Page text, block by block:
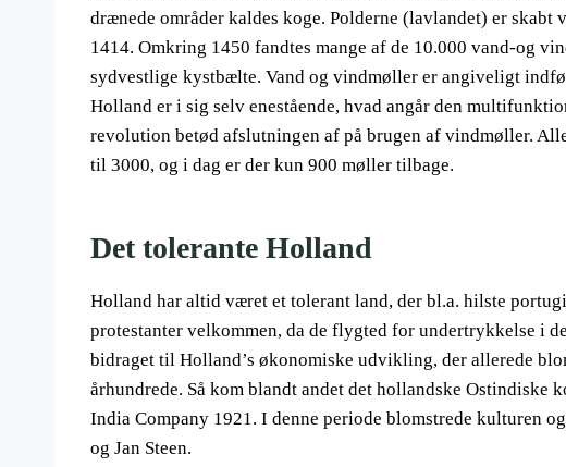
drænede områder kaldes koge. Polderne (lavlandet) er
1414. Omkring 1450 fandtes mange af de 10.000 vand-og
sydvestlige kystbælte. Vand og vindmøller er angiveligt
Holland er i sig selv enestående, hvad angår den
revolution betød afslutningen af på brugen af vindmøller.
til 3000, og i dag er der kun 900 møller tilbage.
Det tolerante Holland
Holland har altid været et tolerant land, der bl.a. hilste
protestanter velkommen, da de flygted for undertrykkelse i
bidraget til Holland’s økonomiske udvikling, der allerede
århundrede. Så kom blandt andet det hollandske Ostindiske
India Company 1921. I denne periode blomstrede kulturen
og Jan Steen.